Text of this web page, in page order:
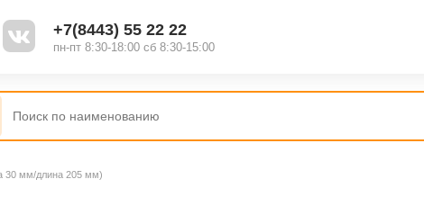
+7(8443) 55 22 22
пн-пт 8:30-18:00 сб 8:30-15:00
30 мм/длина 205 мм)